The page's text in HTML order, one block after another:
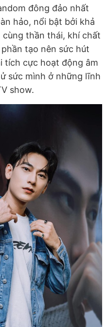
đông đảo nhất
hảo, nổi bật bởi khả
cùng thần thái, khí chất
tạo nên sức hút
tích cực hoạt động âm
sức mình ở những lĩnh
show.